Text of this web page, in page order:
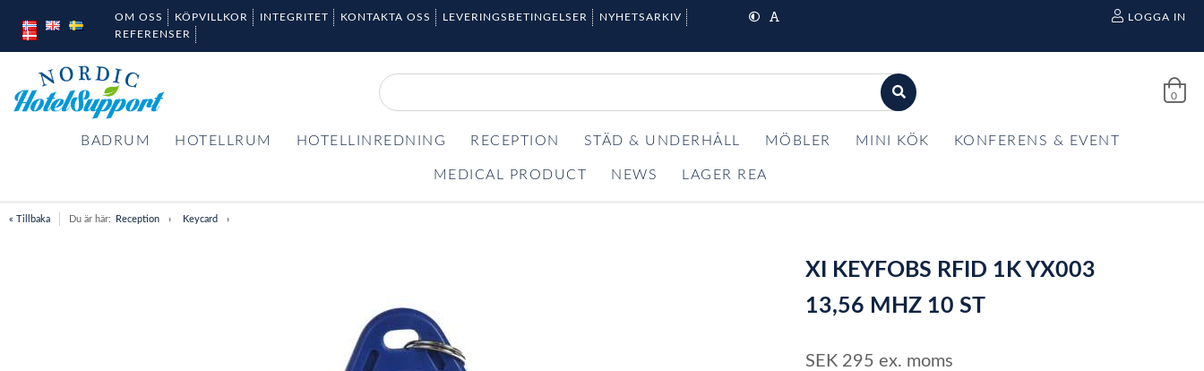
OM OSS KÖPVILLKOR INTEGRITET KONTAKTA OSS LEVERINGSBETINGELSER
NYHETSARKIV
REFERENSER
LOGGA IN
0
BADRUM HOTELLRUM HOTELLINREDNING RECEPTION STÄD & UNDERHÅLL MÖBLER MINI KÖK KONFERENS & EVENT
MEDICAL PRODUCT NEWS LAGER REA
« Tillbaka Du är här: Reception Keycard
XI KEYFOBS RFID 1K YX003
13,56 MHZ 10 ST
SEK 295 ex. moms